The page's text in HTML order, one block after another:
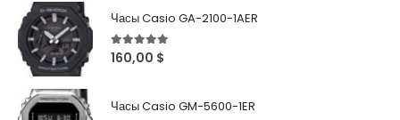
Часы Casio GA-2100-1AER
5out of 5
160,00 $
Часы Casio GM-5600-1ER